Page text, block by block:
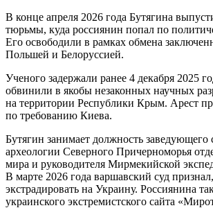
В конце апреля 2026 года Бутягина
тюрьмы, куда россиянин попал по
Его освободили в рамках обмена
Польшей и Белоруссией.
Ученого задержали ранее 4 декабря 2025
обвинили в якобы незаконных научных
на территории Республики Крым. Арест
по требованию Киева.
Бутягин занимает должность заведующего
археологии Северного Причерноморья
мира и руководителя Мирмекийской
В марте 2026 года варшавский суд
экстрадировать на Украину. Россиянина
украинского экстремистского сайта